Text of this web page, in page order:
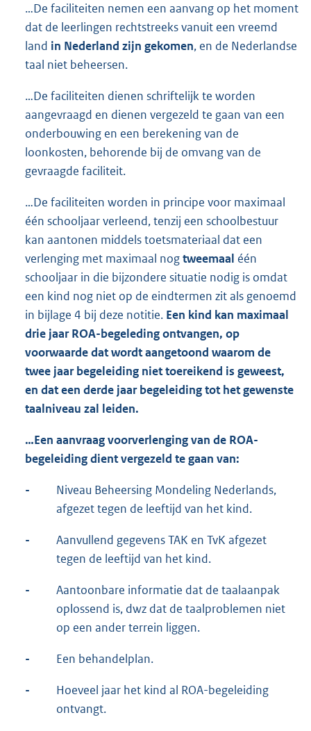
…De faciliteiten nemen een aanvang op het moment
dat de leerlingen rechtstreeks vanuit een vreemd
land in Nederland zijn gekomen, en de Nederlandse
taal niet beheersen.
…De faciliteiten dienen schriftelijk te worden
aangevraagd en dienen vergezeld te gaan van een
onderbouwing en een berekening van de
loonkosten, behorende bij de omvang van de
gevraagde faciliteit.
…De faciliteiten worden in principe voor maximaal
één schooljaar verleend, tenzij een schoolbestuur
kan aantonen middels toetsmateriaal dat een
verlenging met maximaal nogtweemaal één
schooljaar in die bijzondere situatie nodig is omdat
een kind nog niet op de eindtermen zit als genoemd
in bijlage 4 bij deze notitie. Een kind kan maximaal
drie jaar ROA-begeleding ontvangen, op
voorwaarde dat wordt aangetoond waarom de
twee jaar begeleiding niet toereikend is geweest,
en dat een derde jaar begeleiding tot het gewenste
taalniveau zal leiden.
…Een aanvraag voorverlenging van de ROA-
begeleiding dient vergezeld te gaan van:
-
Niveau Beheersing Mondeling Nederlands,
afgezet tegen de leeftijd van het kind.
-
Aanvullend gegevens TAK en TvK afgezet
tegen de leeftijd van het kind.
-
Aantoonbare informatie dat de taalaanpak
oplossend is, dwz dat de taalproblemen niet
op een ander terrein liggen.
- Een behandelplan.
-
Hoeveel jaar het kind al ROA-begeleiding
ontvangt.